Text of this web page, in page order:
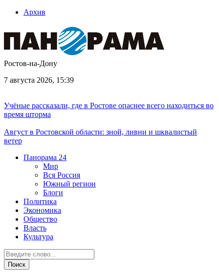
Архив
Ростов-на-Дону
7 августа 2026, 15:39
Учёные рассказали, где в Ростове опаснее всего находиться во
время шторма
Август в Ростовской области: зной, ливни и шквалистый
ветер
Панорама 24
Мир
Вся Россия
Южный регион
Блоги
Политика
Экономика
Общество
Власть
Культура